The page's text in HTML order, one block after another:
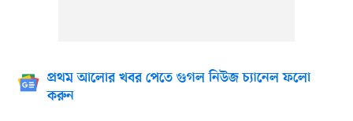
প্রথম আলোর খবর পেতে গুগল নিউজ চ্যানেল ফলো
করুন